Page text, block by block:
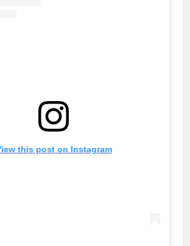
this post on Instagram